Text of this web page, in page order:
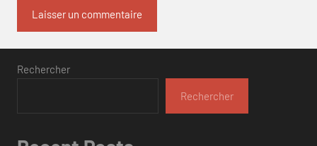
Rechercher
Rechercher